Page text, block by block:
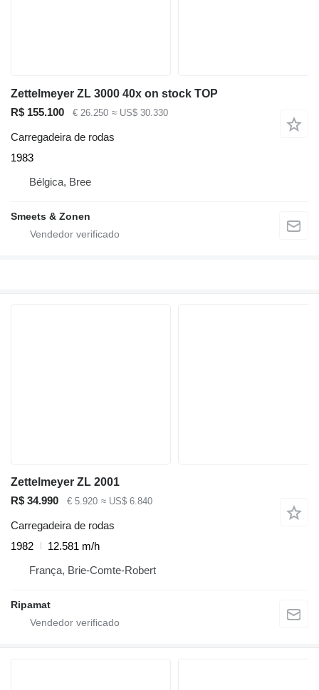
Zettelmeyer ZL 3000 40x on stock TOP
R$ 155.100
€ 26.250 ≈ US$ 30.330
Carregadeira de rodas
1983
Bélgica, Bree
Smeets & Zonen
Zettelmeyer ZL 2001
R$ 34.990
€ 5.920 ≈ US$ 6.840
Carregadeira de rodas
1982
12.581 m/h
França, Brie-Comte-Robert
Ripamat